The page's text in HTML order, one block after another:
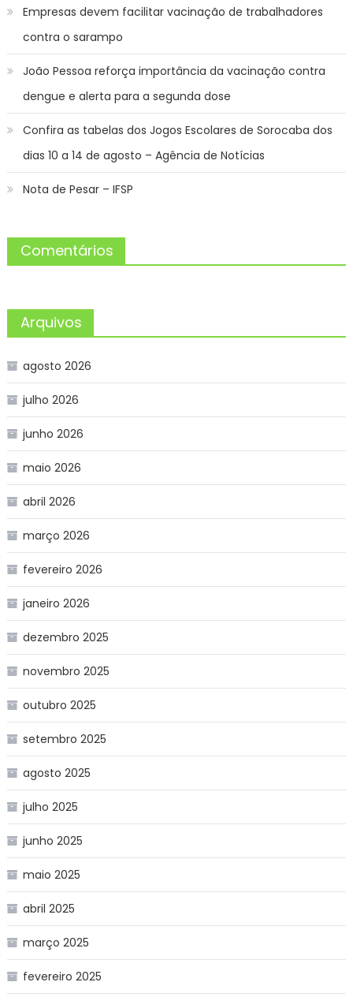
Empresas devem facilitar vacinação de trabalhadores
contra o sarampo
João Pessoa reforça importância da vacinação contra
dengue e alerta para a segunda dose
Confira as tabelas dos Jogos Escolares de Sorocaba dos
dias 10 a 14 de agosto – Agência de Notícias
Nota de Pesar – IFSP
Comentários
Arquivos
agosto 2026
julho 2026
junho 2026
maio 2026
abril 2026
março 2026
fevereiro 2026
janeiro 2026
dezembro 2025
novembro 2025
outubro 2025
setembro 2025
agosto 2025
julho 2025
junho 2025
maio 2025
abril 2025
março 2025
fevereiro 2025